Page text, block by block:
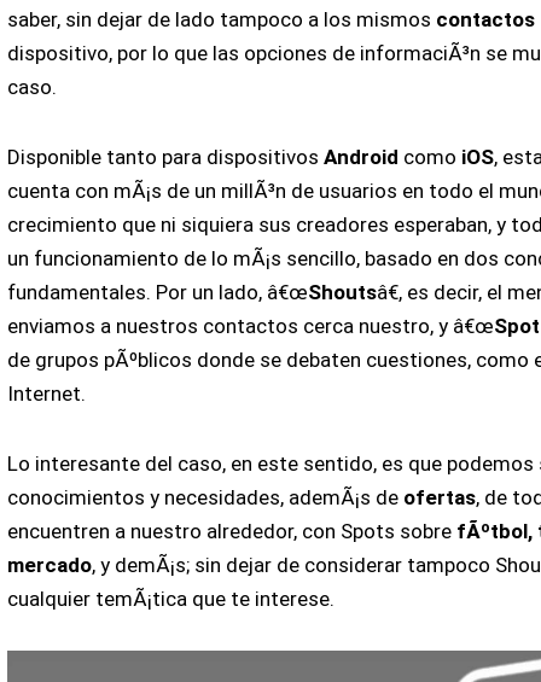
saber, sin dejar de lado tampoco a los mismos contactos
dispositivo, por lo que las opciones de informaciÃ³n se
caso.
Disponible tanto para dispositivos Android como iOS,
cuenta con mÃ¡s de un millÃ³n de usuarios en todo el
crecimiento que ni siquiera sus creadores esperaban, y
un funcionamiento de lo mÃ¡s sencillo, basado en dos
fundamentales. Por un lado, â€œShoutsâ€, es decir, el
enviamos a nuestros contactos cerca nuestro, y â€œ
de grupos pÃºblicos donde se debaten cuestiones, como
Internet.
Lo interesante del caso, en este sentido, es que
conocimientos y necesidades, ademÃ¡s de ofertas, de
encuentren a nuestro alrededor, con Spots sobre fÃºtbol,
mercado, y demÃ¡s; sin dejar de considerar tampoco
cualquier temÃ¡tica que te interese.